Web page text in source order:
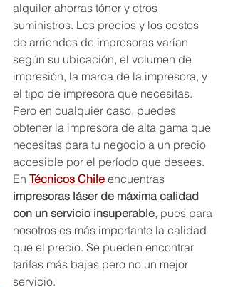
alquiler ahorras tóner y otros
suministros. Los precios y los costos
de arriendos de impresoras varían
según su ubicación, el volumen de
impresión, la marca de la impresora, y
el tipo de impresora que necesitas.
Pero en cualquier caso, puedes
obtener la impresora de alta gama que
necesitas para tu negocio a un precio
accesible por el período que desees.
En Técnicos Chile encuentras
impresoras láser de máxima calidad
con un servicio insuperable, pues para
nosotros es más importante la calidad
que el precio. Se pueden encontrar
tarifas más bajas pero no un mejor
servicio.